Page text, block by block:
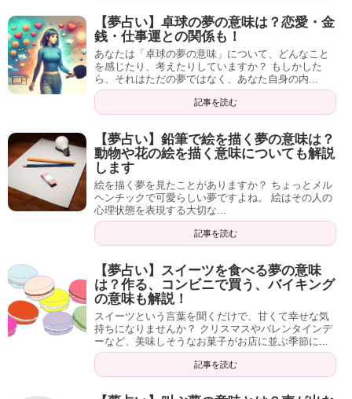
【夢占い】卓球の夢の意味は？恋愛・金
銭・仕事運との関係も！
あなたは「卓球の夢の意味」について、どんなこと
を感じたり、考えたりしていますか？ もしかした
ら、それはただの夢ではなく、あなた自身の内...
記事を読む
【夢占い】鉛筆で絵を描く夢の意味は？
動物や花の絵を描く意味についても解説
します
絵を描く夢を見たことがありますか？ ちょっとメル
ヘンチックで可愛らしい夢ですよね。 絵はその人の
心理状態を表現する大切な...
記事を読む
【夢占い】スイーツを食べる夢の意味
は？作る、コンビニで買う、バイキング
の意味も解説！
スイーツという言葉を聞くだけで、甘くて幸せな気
持ちになりませんか？ クリスマスやバレンタインデ
ーなど、美味しそうなお菓子がお店に並ぶ季節に...
記事を読む